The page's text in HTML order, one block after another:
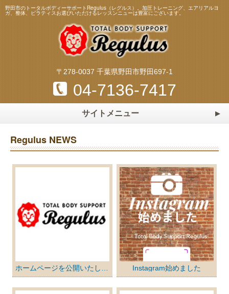
野田市のトータルボディーサポートRegulus（レグルス）。加圧トレーニング、エアリアルヨ
ガ、整体、ピラティスお選びいただけるレッスンニューは豊富にございます。
〒278-0037 千葉県野田市野田697-1
04-7136-7417
サイトメニュー
トレーニング・レッスンメニュー
ピラティス
マスターストレッチ
パーソナルトレーニング パーソナルストレッチ
整体・リフレクソロジー マタニティ＆ベビーヨガ
シミュレーションゴルフ
ダンスエクササイズ エステ
Staff
Price
よくある質問 Q&A
Information
CONTACT
スケジュール SCHEDULE
Regulus NEWS
Instagram始めました